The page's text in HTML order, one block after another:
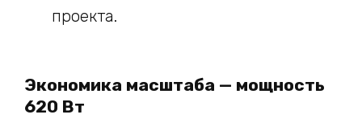
проекта.
Экономика масштаба — мощность
620 Вт